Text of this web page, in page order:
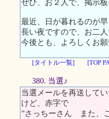
ぜひ、お２人で、掲示板
最近、日が暮れるのが
長い夜ですので、お二
今後とも、よろしくお願
[タイトル一覧] [TOP
380. 当選♪
当選メールを再送して
けど、赤字で
”さっちーさん また、